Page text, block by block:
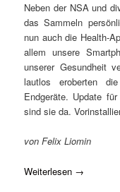
Neben der NSA und
das Sammeln
nun auch die Health-
allem unsere
unserer Gesundheit
lautlos eroberten
Endgeräte. Update
sind sie da.
von Felix Liomin
Weiterlesen →